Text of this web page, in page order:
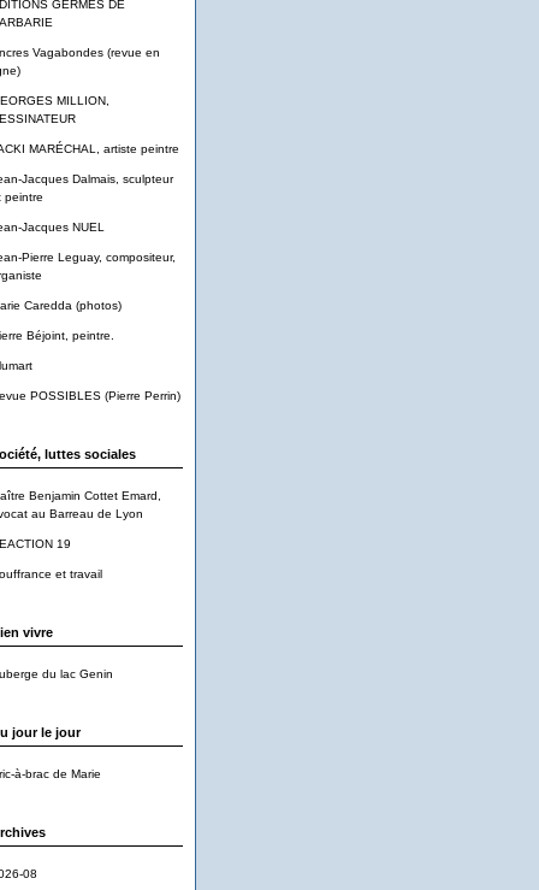
GERMES DE
Vagabondes (revue en
MILLION,
MARÉCHAL, artiste peintre
Jacques Dalmais, sculpteur
peintre
Jacques NUEL
Pierre Leguay, compositeur,
Caredda (photos)
Béjoint, peintre.
POSSIBLES (Pierre Perrin)
luttes sociales
Benjamin Cottet Emard,
au Barreau de Lyon
19
et travail
vivre
du lac Genin
jour le jour
à-brac de Marie
08